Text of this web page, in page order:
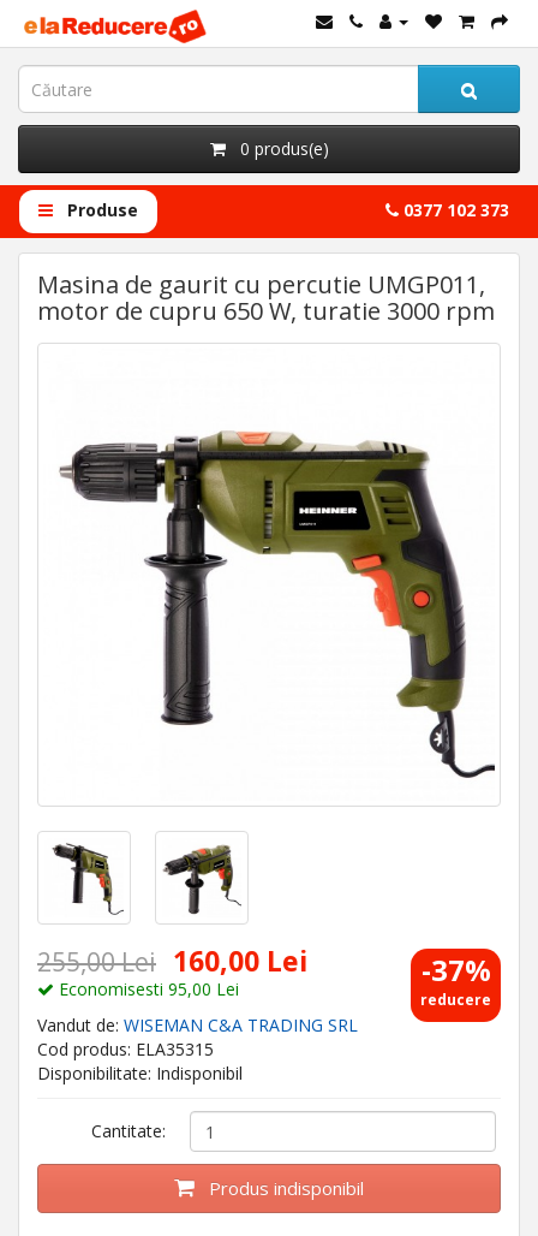
0 produs(e)
Produse 0377 102 373
Masina de gaurit cu percutie UMGP011,
motor de cupru 650 W, turatie 3000 rpm
-37%
reducere
255,00 Lei 160,00 Lei
Economisesti 95,00 Lei
Vandut de: WISEMAN C&A TRADING SRL
Cod produs: ELA35315
Disponibilitate: Indisponibil
Cantitate:
Produs indisponibil